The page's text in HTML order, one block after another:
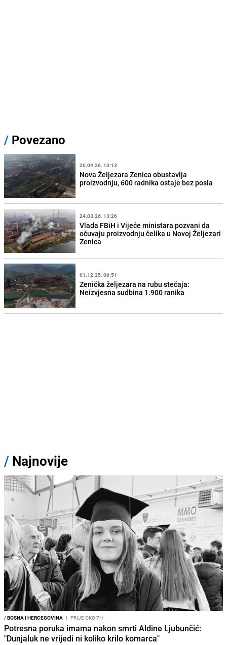
/ Povezano
20.04.26. 13:13
Nova Željezara Zenica obustavlja
proizvodnju, 600 radnika ostaje bez posla
24.03.26. 13:26
Vlada FBiH i Vijeće ministara pozvani da
očuvaju proizvodnju čelika u Novoj Željezari
Zenica
01.12.25. 06:51
Zenička željezara na rubu stečaja:
Neizvjesna sudbina 1.900 ranika
/ Najnovije
/BOSNA I HERCEGOVINA I PRIJE OKO 7H
Potresna poruka imama nakon smrti Aldine Ljubunčić:
"Dunjaluk ne vrijedi ni koliko krilo komarca"